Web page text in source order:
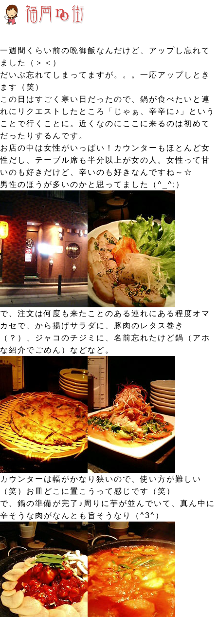
一週間くらい前の晩御飯なんだけど、アップし忘れて
ました（＞＜）
だいぶ忘れてしまってますが。。。一応アップしとき
ます（笑）
この日はすごく寒い日だったので、鍋が食べたいと連
れにリクエストしたところ「じゃぁ、辛辛に♪」という
ことで行くことに。近くなのにここに来るのは初めて
だったりするんです。
お店の中は女性がいっぱい！カウンターもほとんど女
性だし、テーブル席も半分以上が女の人。女性って甘
いのも好きだけど、辛いのも好きなんですね～☆
男性のほうが多いのかと思ってました（^_^;）
で、注文は何度も来たことのある連れにある程度オマ
カセで、から揚げサラダに、豚肉のレタス巻き
（？）、ジャコのチジミに、名前忘れたけど鍋（アホ
な紹介でごめん）などなど。
カウンターは幅がかなり狭いので、使い方が難しい
（笑）お皿どこに置こうって感じです（笑）
で、鍋の準備が完了♪周りに芋が並んでいて、真ん中に
辛そうな肉がなんとも旨そうなり（^3^）